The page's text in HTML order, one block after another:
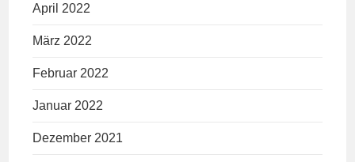
April 2022
März 2022
Februar 2022
Januar 2022
Dezember 2021